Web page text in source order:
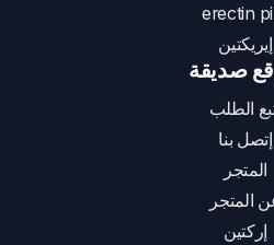
erectin
إيريكتين
صديقة
الطلب
إتصل بنا
المتجر
المتجر
إركتين